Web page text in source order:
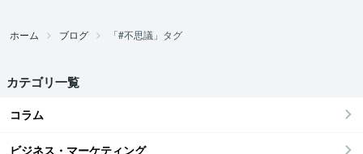
ホーム ブログ 「#不思議」タグ
カテゴリ一覧
コラム
ビジネス・マーケティング